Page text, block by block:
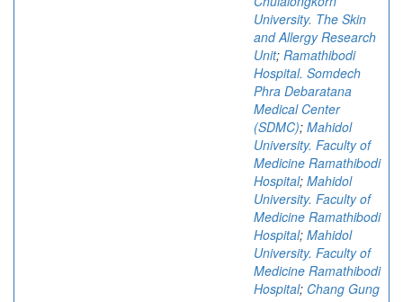
University. The Skin
and Allergy Research
Unit; Ramathibodi
Hospital. Somdech
Phra Debaratana
Medical Center
(SDMC); Mahidol
University. Faculty of
Medicine Ramathibodi
Hospital; Mahidol
University. Faculty of
Medicine Ramathibodi
Hospital; Mahidol
University. Faculty of
Medicine Ramathibodi
Hospital; Chang Gung